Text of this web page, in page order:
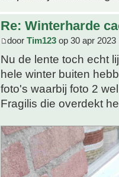
Re: Winterharde
door Tim123 op 30 apr 2023
Nu de lente toch echt
hele winter buiten
foto's waarbij foto 2
Fragilis die overdekt